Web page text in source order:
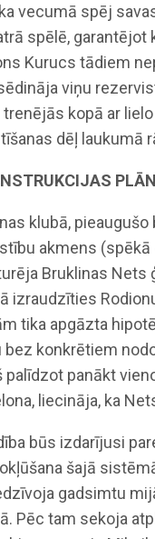
vecumā spēj
spēlē, garantējot
Kurucs tādiem
viņu
kopā ar
dēļ laukumā
klubā,
akmens
Bruklinas
izraudzīties
tika apgāzta
konkrētiem
palīdzot panākt
liecināja, ka
būs izdarījusi
šajā
gadsimtu
Pēc tam sekoja